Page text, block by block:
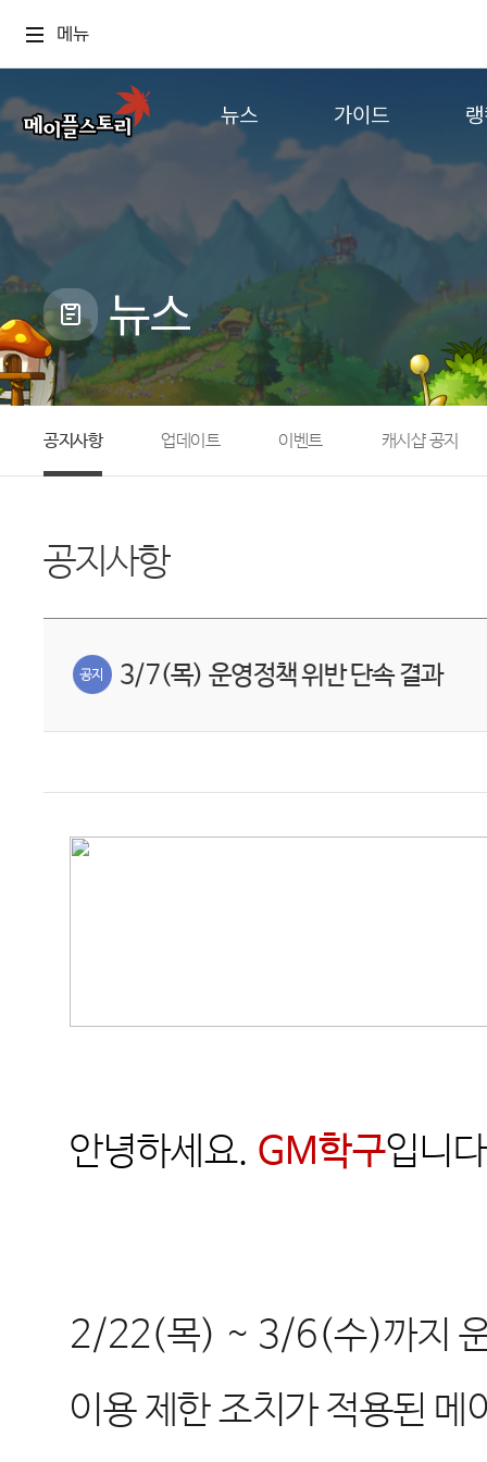
메뉴
뉴스
공지사항
업데이트
캐시샵 공지
메이플 알림판
with maple
가이드
게임정보
직업소개
확률형 아이템
NEXON NOW
뉴스
공지사항 업데이트 이벤트 캐시샵 공지
공지사항
3/7(목) 운영정책 위반 단속 결과
안녕하세요. GM학구입니다
2/22(목) ~ 3/6(수)까지
이용 제한 조치가 적용된 메